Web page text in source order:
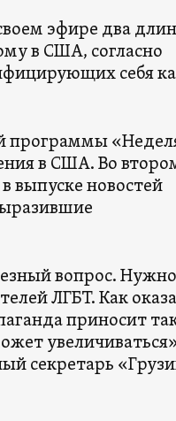
эфире два
в США, согласно
себя
программы
в США. Во
выпуске новостей
вопрос. Нужно
ЛГБТ. Как
приносит
секретарь